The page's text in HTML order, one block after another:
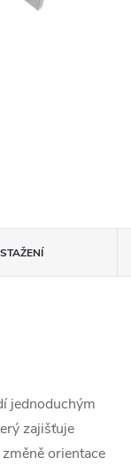
jednoduchým
zajišťuje
orientace